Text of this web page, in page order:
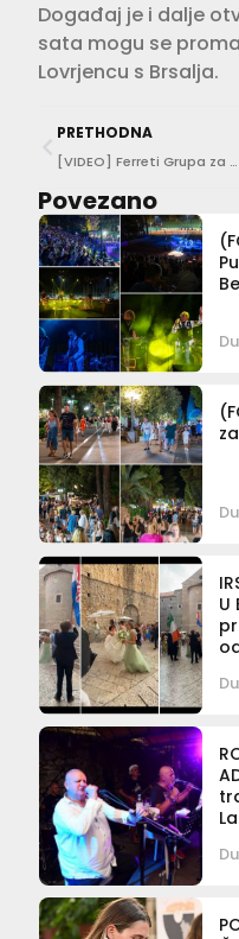
Događaj je i dalje
sata mogu se
Lovrjencu s Brsalja.
PRETHODNA
[VIDEO] Ferreti Grupa za snimanje spota dovela konja na Banje
Povezano
U